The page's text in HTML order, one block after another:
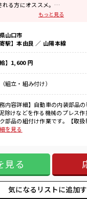
る方にオススメ。
以上あります♪
で明るすぎたり奇抜でなけれ
すい制服アリ≫
、
み解消♪
躍できる≫
レンジするのは不安だけど、
が整っています！
・ステップUP目指していきま
いる仕事が探せる≫
あれば、
サポートします！
ンチや休憩も充実しそう♪
もっと見る
山口市
寄駅】本由良 ／ 山陽本線
給】1,600 円
組立・組み付け）
務内容詳細】自動車の内装部品
除けなどを作る機械のプレス
部品の組付け作業です。【取
事PR ≪残業多めでがっつり稼
有)≪動きやすい制服アリ≫ 制服
み解消♪ ≪未経験でも活躍でき
するのは不安だけど、 しっかり
チからスキルUP・ステップ
≪自分に向いている仕事が探せ
当がしっかりサポートします！ ■職場の雰囲気 派手す
を見る
見る
気になるリストに追加